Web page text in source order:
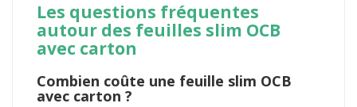
Les questions fréquentes
autour des feuilles slim OCB
avec carton
Combien coûte une feuille slim OCB
avec carton ?